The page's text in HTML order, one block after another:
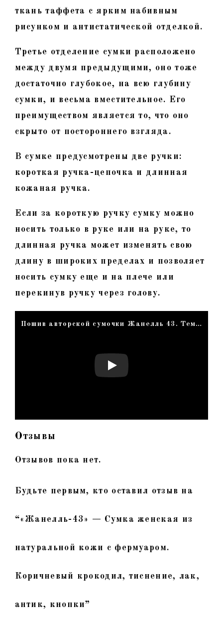
ткань таффета с ярким набивным
рисунком и антистатической отделкой.
Третье отделение сумки расположено
между двумя предыдущими, оно тоже
достаточно глубокое, на всю глубину
сумки, и весьма вместительное. Его
преимуществом является то, что оно
скрыто от постороннего взгляда.
В сумке предусмотрены две ручки:
короткая ручка-цепочка и длинная
кожаная ручка.
Если за короткую ручку сумку можно
носить только в руке или на руке, то
длинная ручка может изменять свою
длину в широких пределах и позволяет
носить сумку еще и на плече или
перекинув ручку через голову.
Пошив авторской сумочки Жанелль 43. Темно — коричневая лаковая кожа, с тиснением под крокодил.
Отзывы
Отзывов пока нет.
Будьте первым, кто оставил отзыв на
“«Жанелль-43» — Сумка женская из
натуральной кожи с фермуаром.
Коричневый крокодил, тиснение, лак,
антик, кнопки”